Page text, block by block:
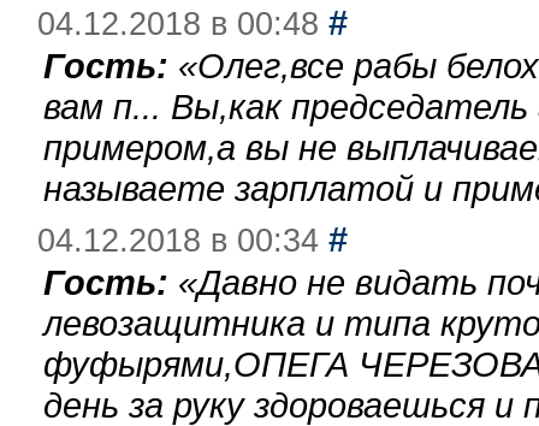
04.12.2018 в 00:48 #
Гость: «Олег,все рабы
вам п... Вы,как
примером,а вы не
называете зарплатой и
04.12.2018 в 00:34 #
Гость: «Давно не видать
левозащитника и типа
фуфырями,ОПЕГА
день за руку здороваешься